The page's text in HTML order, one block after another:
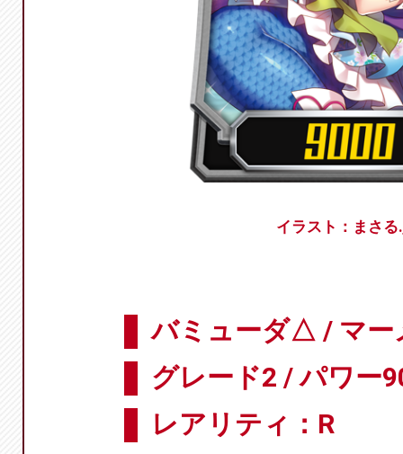
イラスト：まさる
バミューダ△ / マー
グレード2 / パワー
レアリティ：R